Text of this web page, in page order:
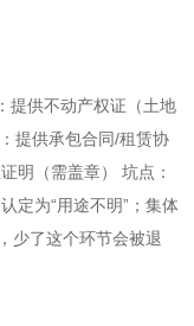
提供不动产权证（土地
提供承包合同/租赁协
明（需盖章） 坑点：
定为“用途不明”；集体
少了这个环节会被退